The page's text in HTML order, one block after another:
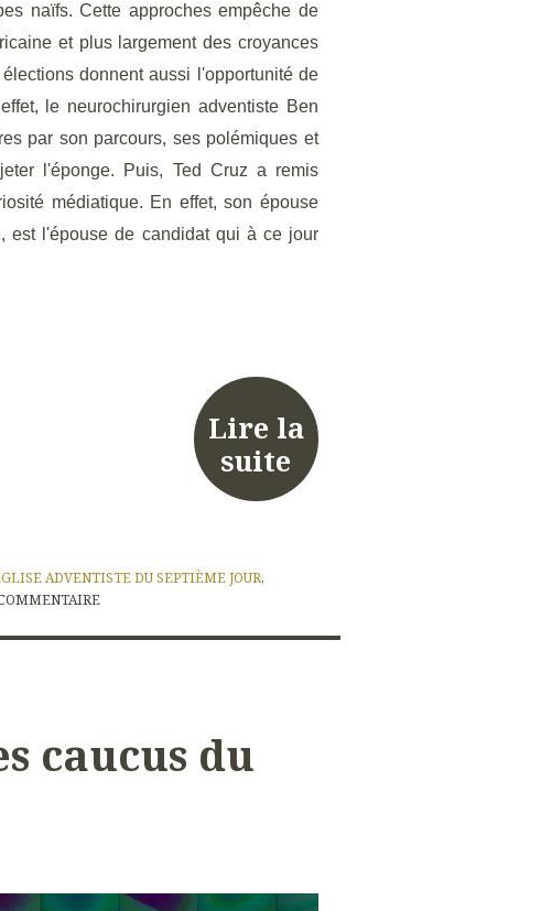
naïfs. Cette approches empêche de
et plus largement des croyances
donnent aussi l'opportunité de
le neurochirurgien adventiste Ben
par son parcours, ses polémiques et
l'éponge. Puis, Ted Cruz a remis
médiatique. En effet, son épouse
est l'épouse de candidat qui à ce jour
Lire la
suite
ADVENTISTE DU SEPTIÈME JOUR,
caucus du